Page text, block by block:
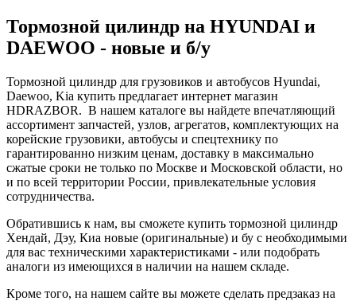
Тормозной цилиндр на HYUNDAI и
DAEWOO - новые и б/у
Тормозной цилиндр для грузовиков и автобусов Hyundai,
Daewoo, Kia купить предлагает интернет магазин
HDRAZBOR. В нашем каталоге вы найдете впечатляющий
ассортимент запчастей, узлов, агрегатов, комплектующих на
корейские грузовики, автобусы и спецтехнику по
гарантированно низким ценам, доставку в максимально
сжатые сроки не только по Москве и Московской области, но
и по всей территории России, привлекательные условия
сотрудничества.
Обратившись к нам, вы сможете купить тормозной цилиндр
Хендай, Дэу, Киа новые (оригинальные) и бу с необходимыми
для вас техническими характеристиками - или подобрать
аналоги из имеющихся в наличии на нашем складе.
Кроме того, на нашем сайте вы можете сделать предзаказ на